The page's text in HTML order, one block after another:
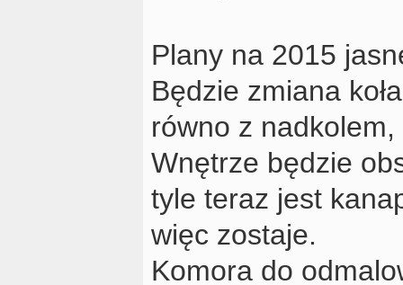
Plany na 2015
Będzie zmiana
równo z
Wnętrze będzie
tyle teraz jest
więc zostaje.
Komora do